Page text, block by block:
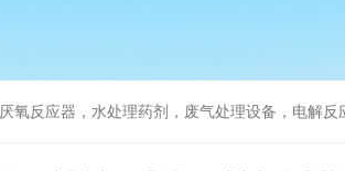
厌氧反应器，水处理药剂，废气处理设备，电解